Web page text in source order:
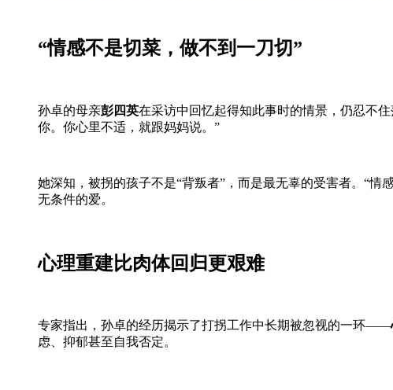
“情感不是切菜，做不到一刀切”
孙卓的母亲彭四英在采访中回忆起得知此事时的情景，仍忍不
你。你心里不适，就跟妈妈说。”
她深知，被拐的孩子不是“背叛者”，而是最无辜的受害者。“
无条件的爱。
心理重建比肉体回归更艰难
专家指出，孙卓的经历揭示了打拐工作中长期被忽视的一环——
虑、抑郁甚至自我否定。